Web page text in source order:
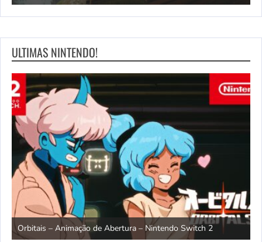
ULTIMAS NINTENDO!
Orbitais – Animação de Abertura – Nintendo Switch 2